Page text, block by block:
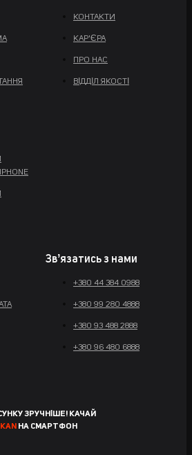
КОНТАКТИ
КАР'ЄРА
ПРО НАС
ВІДДІЛ ЯКОСТІ
Звʼязатись з нами
+380 44 384 0988
+380 99 280 4888
+380 93 488 2888
+380 96 480 6888
ЗРУЧНІШЕ! КАЧАЙ
НА СМАРТФОН